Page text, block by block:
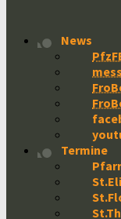
News
Termine